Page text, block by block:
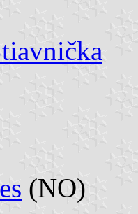
(NO)